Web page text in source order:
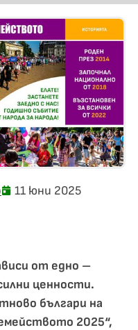
11 юни 2025
от едно –
ценности.
българи на
2025“,